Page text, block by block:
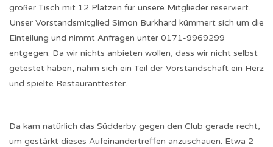
großer Tisch mit 12 Plätzen für unsere Mitglieder reserviert.
Unser Vorstandsmitglied Simon Burkhard kümmert sich um die
Einteilung und nimmt Anfragen unter 0171-9969299
entgegen. Da wir nichts anbieten wollen, dass wir nicht selbst
getestet haben, nahm sich ein Teil der Vorstandschaft ein Herz
und spielte Restauranttester.
Da kam natürlich das Südderby gegen den Club gerade recht,
um gestärkt dieses Aufeinandertreffen anzuschauen. Etwa 2